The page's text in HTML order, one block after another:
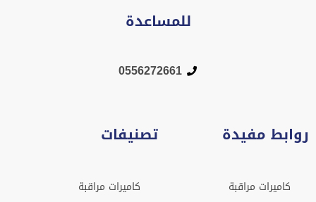
للمساعدة
0556272661
روابط مفيدة
كاميرات مراقبة
تصنيفات
كاميرات مراقبة